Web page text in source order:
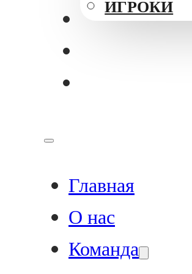
ИГРОКИ
ПРОГРАММЫ
Главная
О нас
Команда